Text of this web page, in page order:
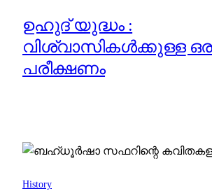
ഉഹുദ് യുദ്ധം :
വിശ്വാസികൾക്കുള്ള
പരീക്ഷണം
History